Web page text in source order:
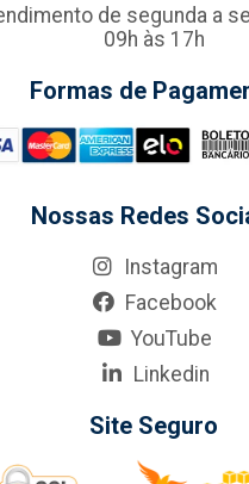
de segunda a
09h às 17h
Formas de
Nossas Redes
Instagram
Facebook
YouTube
Linkedin
Site Seguro